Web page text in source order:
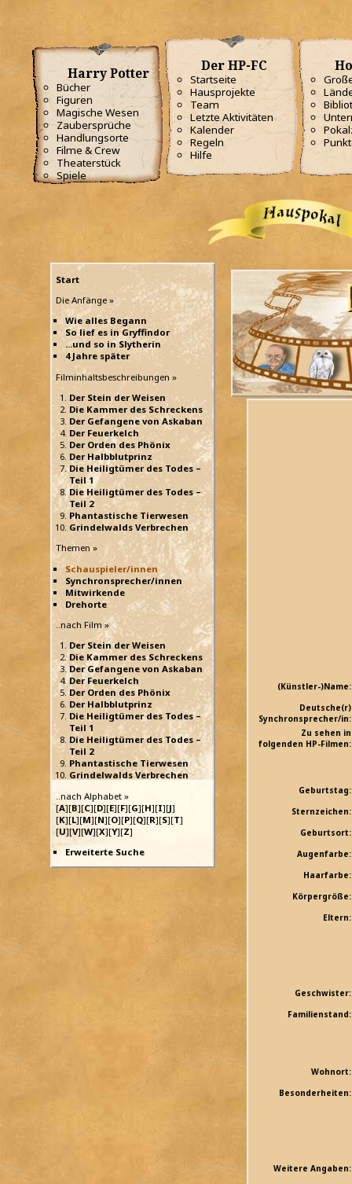
Harry Potter
Bücher
Figuren
Magische Wesen
Zaubersprüche
Handlungsorte
Filme & Crew
Theaterstück
Spiele
Der HP-FC
Startseite
Hausprojekte
Team
Letzte Aktivitäten
Kalender
Regeln
Hilfe
Start
Die Anfänge »
Wie alles Begann
So lief es in Gryffindor
...und so in Slytherin
4 Jahre später
Filminhaltsbeschreibungen »
Der Stein der Weisen
Die Kammer des Schreckens
Der Gefangene von Askaban
Der Feuerkelch
Der Orden des Phönix
Der Halbblutprinz
Die Heiligtümer des Todes –
Teil 1
Die Heiligtümer des Todes –
Teil 2
Phantastische Tierwesen
Grindelwalds Verbrechen
Themen »
Schauspieler/innen
Synchronsprecher/innen
Mitwirkende
Drehorte
..nach Film »
Der Stein der Weisen
Die Kammer des Schreckens
Der Gefangene von Askaban
Der Feuerkelch
Der Orden des Phönix
Der Halbblutprinz
Die Heiligtümer des Todes –
Teil 1
Die Heiligtümer des Todes –
Teil 2
Phantastische Tierwesen
Grindelwalds Verbrechen
..nach Alphabet »
[A][B][C][D][E][F][G][H][I][J]
[K][L][M][N][O][P][Q][R][S][T]
[U][V][W][X][Y][Z]
Erweiterte Suche
(Künstler-)Name:
Deutsche(r)
Synchronsprecher/in:
Zu sehen in
folgenden HP-Filmen:
Geburtstag:
Sternzeichen:
Geburtsort:
Augenfarbe:
Haarfarbe:
Körpergröße:
Eltern:
Geschwister:
Familienstand:
Wohnort:
Besonderheiten:
Weitere Angaben: